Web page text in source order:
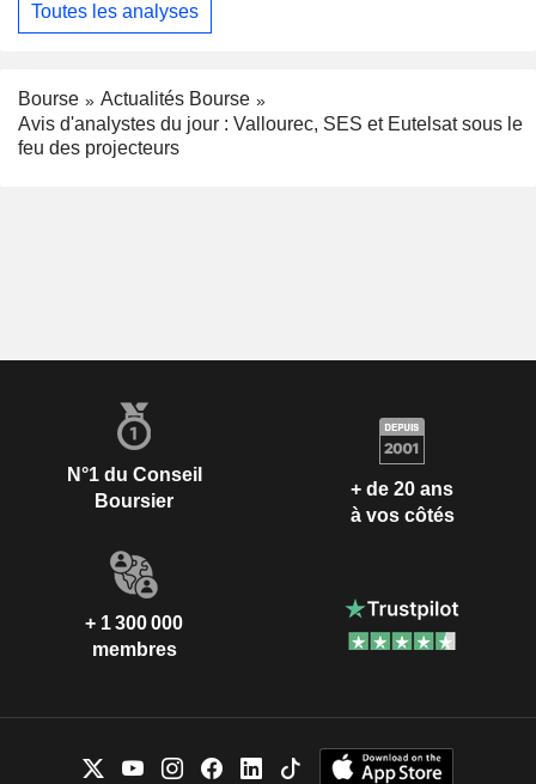
Toutes les analyses
Bourse
Actualités Bourse
Avis d'analystes du jour : Vallourec, SES et Eutelsat sous le
feu des projecteurs
N°1 du Conseil
Boursier
+ de 20 ans
à vos côtés
+ 1 300 000
membres